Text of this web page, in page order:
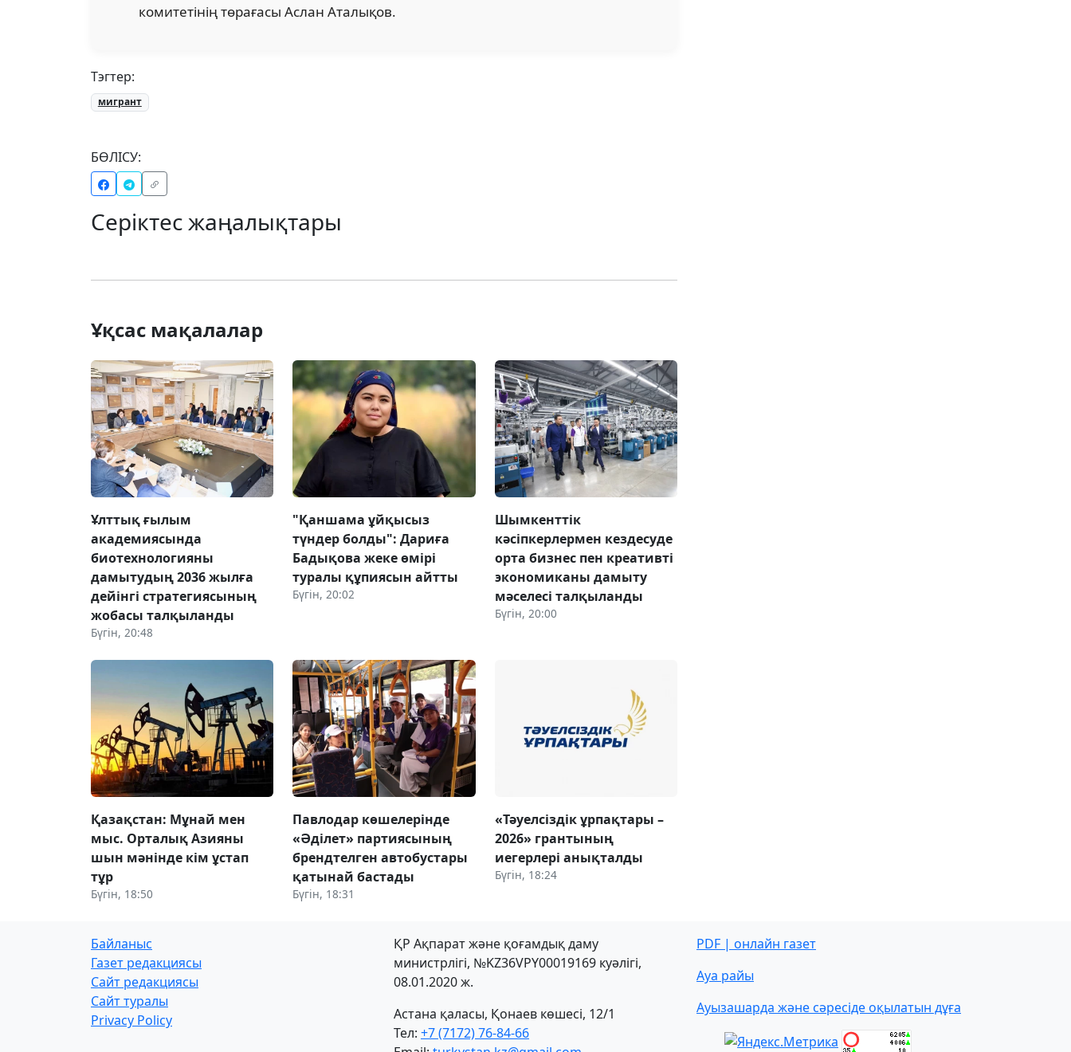
комитетінің төрағасы Аслан Аталықов.
Тэгтер:
мигрант
БӨЛІСУ:
Серіктес жаңалықтары
Ұқсас мақалалар
Ұлттық ғылым
академиясында
биотехнологияны
дамытудың 2036 жылға
дейінгі стратегиясының
жобасы талқыланды
Бүгін, 20:48
"Қаншама ұйқысыз
түндер болды": Дариға
Бадықова жеке өмірі
туралы құпиясын айтты
Бүгін, 20:02
Шымкенттік
кәсіпкерлермен кездесуде
орта бизнес пен креативті
экономиканы дамыту
мәселесі талқыланды
Бүгін, 20:00
Қазақстан: Мұнай мен
мыс. Орталық Азияны
шын мәнінде кім ұстап
тұр
Бүгін, 18:50
Павлодар көшелерінде
«Әділет» партиясының
брендтелген автобустары
қатынай бастады
Бүгін, 18:31
«Тәуелсіздік ұрпақтары –
2026» грантының
иегерлері анықталды
Бүгін, 18:24
Байланыс
Газет редакциясы
Сайт редакциясы
Сайт туралы
Privacy Policy
ҚР Ақпарат және қоғамдық даму
министрлігі, №KZ36VPY00019169 куәлігі,
08.01.2020 ж.
Астана қаласы, Қонаев көшесі, 12/1
Тел: +7 (7172) 76-84-66
PDF | онлайн газет
Ауа райы
Ауызашарда және сәресіде оқылатын дұға